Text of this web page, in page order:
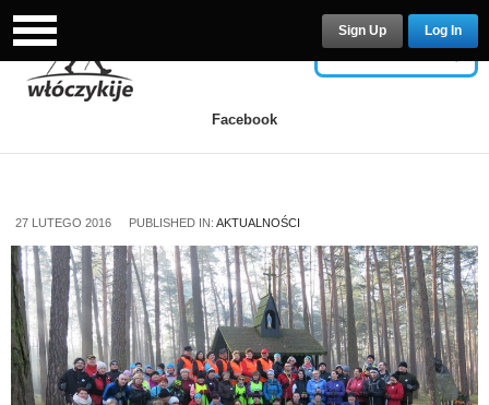
Facebook
Log In
Sign Up
27 LUTEGO 2016 PUBLISHED IN: AKTUALNOŚCI
Remember Me